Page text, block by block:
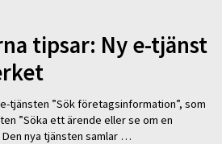
tipsar: Ny e-tjänst
tjänsten ”Sök företagsinformation”, som
”Söka ett ärende eller se om en
nya tjänsten samlar …